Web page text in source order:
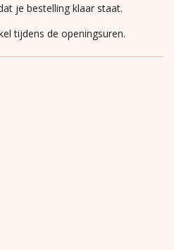
je bestelling klaar staat.
tijdens de openingsuren.